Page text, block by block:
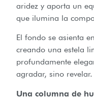
aridez y aporta un
que ilumina la
El fondo se asienta en
creando una estela
profundamente
agradar, sino
Una columna de